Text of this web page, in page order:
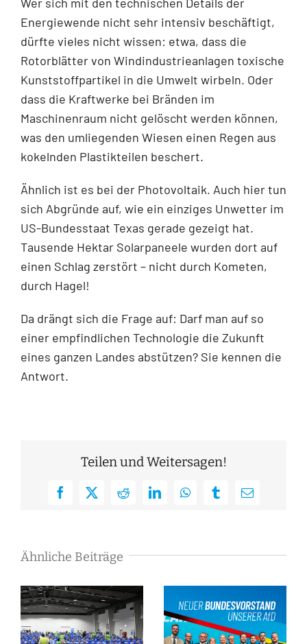
Energiewende nicht sehr intensiv beschäftigt,
dürfte vieles nicht wissen: etwa, dass die
Rotorblätter von Windindustrieanlagen toxische
Kunststoffpartikel in die Umwelt wirbeln. Oder
dass die Kraftwerke bei Bränden im
Maschinenraum nicht gelöscht werden können,
was den umliegenden Wiesen einen Regen aus
kokelnden Plastikteilen beschert.
Ähnlich ist es bei der Photovoltaik. Auch hier tun
sich Abgründe auf, wie ein einziges Unwetter im
US-Bundesstaat Texas gerade gezeigt hat.
Tausende Hektar Solarpaneele wurden dort auf
einen Schlag zerstört – nicht durch Kometen,
durch Hagel!
Da drängt sich die Frage auf: Darf man auf so
einer empfindlichen Technologie die Zukunft
eines ganzen Landes abstützen? Sie kennen die
Antwort.
Teilen und Weitersagen!
Facebook
X RedditLinkedInWhatsAppTumblrE-
Ähnliche Beiträge